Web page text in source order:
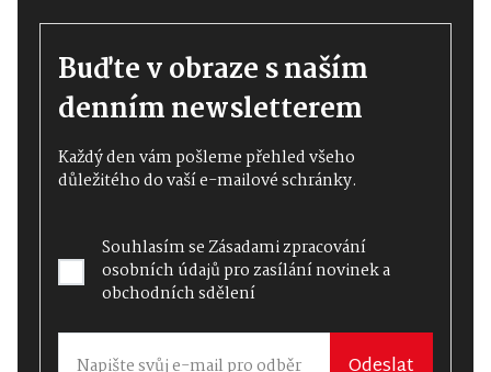
Buďte v obraze s naším
denním newsletterem
Každý den vám pošleme přehled všeho
důležitého do vaší e-mailové schránky.
Souhlasím seZásadami zpracování
osobních údajůpro zasílání novinek a
obchodních sdělení